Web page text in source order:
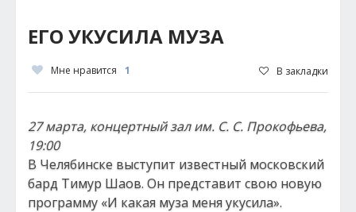
ЕГО УКУСИЛА МУЗА
Мне нравится 1 В закладки
27 марта, концертный зал им. С. С. Прокофьева,
19:00
В Челябинске выступит известный московский
бард Тимур Шаов. Он представит свою новую
программу «И какая муза меня укусила».